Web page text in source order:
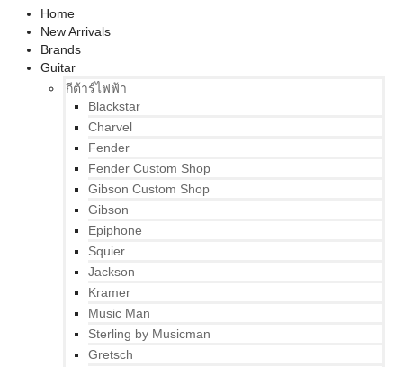
Home
New Arrivals
Brands
Guitar
กีต้าร์ไฟฟ้า
Blackstar
Charvel
Fender
Fender Custom Shop
Gibson Custom Shop
Gibson
Epiphone
Squier
Jackson
Kramer
Music Man
Sterling by Musicman
Gretsch